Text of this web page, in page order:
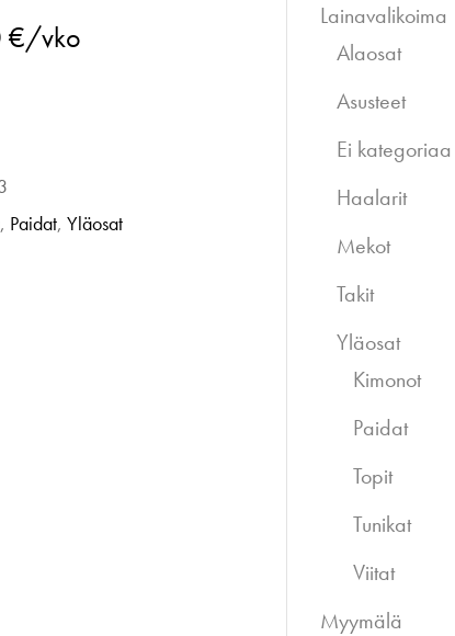
€/vko
, Paidat,Yläosat
Lainavalikoima
Alaosat
Asusteet
Ei kategoriaa
Haalarit
Mekot
Takit
Yläosat
Kimonot
Paidat
Topit
Tunikat
Viitat
Myymälä